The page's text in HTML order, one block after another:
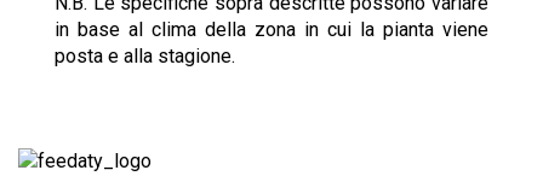
in base al clima della zona in cui la pianta viene
posta e alla stagione.